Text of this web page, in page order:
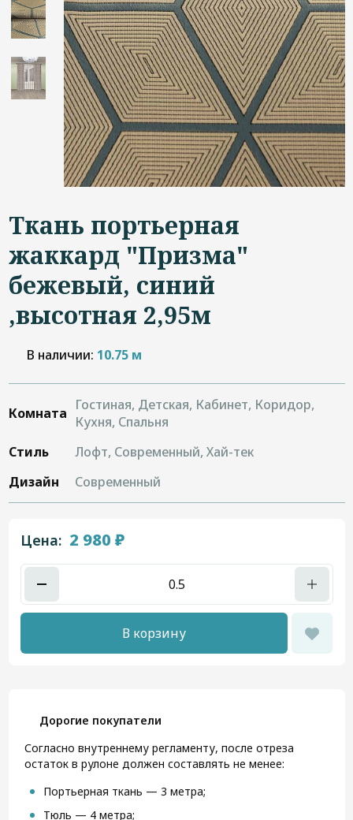
Дизайнерам
Контакты
+7 (4822) 453-534
Ткань портьерная
жаккард "Призма"
бежевый, синий
,высотная 2,95м
В наличии: 10.75 м
Комната Гостиная, Детская, Кабинет, Коридор,
Кухня, Спальня
Стиль
Лофт, Современный, Хай-тек
Дизайн
Современный
Цена: 2 980 ₽
В корзину
Дорогие покупатели
Согласно внутреннему регламенту, после отреза
остаток в рулоне должен составлять не менее:
Портьерная ткань — 3 метра;
Тюль — 4 метра;